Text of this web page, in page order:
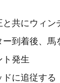
共にウィン
到着後、馬
ト発生
に追従する